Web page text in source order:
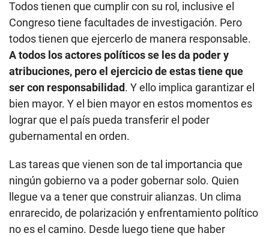
Todos tienen que cumplir con su rol, inclusive el
Congreso tiene facultades de investigación. Pero
todos tienen que ejercerlo de manera responsable.
A todos los actores políticos se les da poder y
atribuciones, pero el ejercicio de estas tiene que
ser con responsabilidad. Y ello implica garantizar el
bien mayor. Y el bien mayor en estos momentos es
lograr que el país pueda transferir el poder
gubernamental en orden.
Las tareas que vienen son de tal importancia que
ningún gobierno va a poder gobernar solo. Quien
llegue va a tener que construir alianzas. Un clima
enrarecido, de polarización y enfrentamiento político
no es el camino. Desde luego tiene que haber